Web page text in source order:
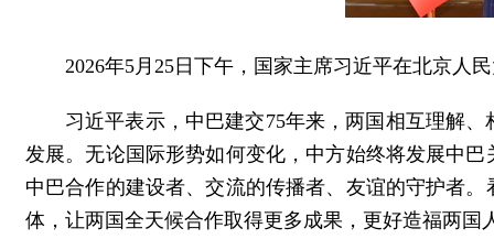
2026年5月25日下午，国家主席习近平在北京人
习近平表示，中巴建交75年来，两国相互理解
发展。无论国际形势如何变化，中方始终将发展中
中巴合作的建设者、交流的传播者、友谊的守护者
体，让两国全天候合作取得更多成果，更好造福两